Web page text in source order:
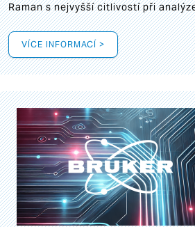
Raman s nejvyšší citlivostí při
VÍCE INFORMACÍ >